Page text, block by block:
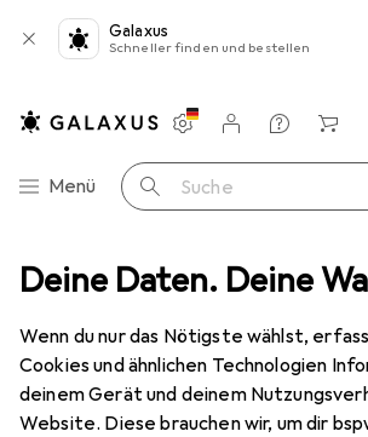
Deine Daten. Deine
Wenn du nur das Nötigste wählst,
Cookies und ähnlichen Technologien
deinem Gerät und deinem
Website. Diese brauchen wir, um dir
Galaxus
Schneller finden und bestellen
Navigation nach Kategorien
Menü Suche
Einstellungen
Kundenkonto
Vergleichslisten
Merklisten
Warenkorb
IT + Multimedia Peripherie Hubs +
Switch Box
Produkte Forum